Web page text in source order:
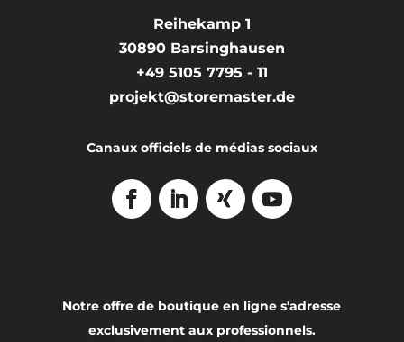
Reihekamp 1
30890 Barsinghausen
+49 5105 7795 - 11
projekt@storemaster.de
Canaux officiels de médias sociaux
Notre offre de boutique en ligne s'adresse
exclusivement aux professionnels.